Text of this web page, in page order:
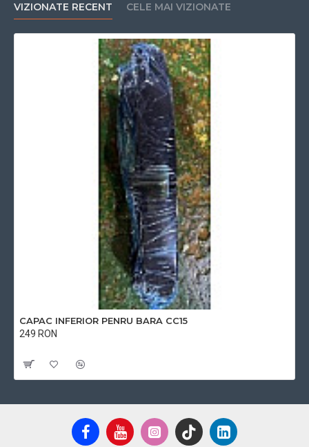
VIZIONATE RECENT CELE MAI VIZIONATE
CAPAC INFERIOR PENRU BARA CC15
249 RON